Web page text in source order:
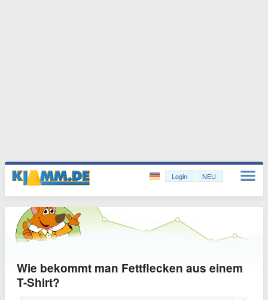
Login NEU
Wie bekommt man Fettflecken aus einem
T-Shirt?